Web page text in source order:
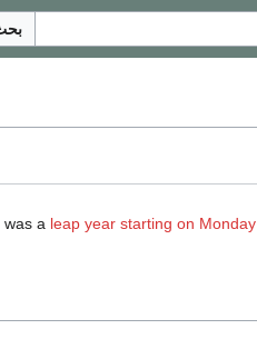
was a leap year starting on Monday